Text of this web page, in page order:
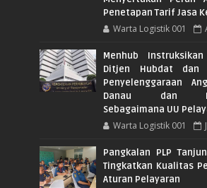
Penetapan Tarif Jasa
Warta Logistik 001
Menhub
Ditjen Hubdat dan
Penyelenggaraan
Danau dan
Sebagaimana UU
Warta Logistik 001
Pangkalan PLP
Tingkatkan Kualitas
Aturan Pelayaran